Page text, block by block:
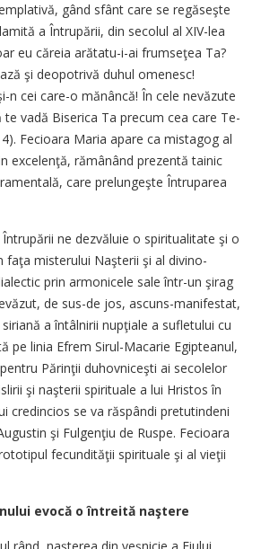
gând sfânt care se regăseşte
a Întrupării, din secolul al XIV-lea
eu căreia arătatu-i-ai frumseţea Ta?
şi deopotrivă duhul omenesc!
n cei care-o mănâncă! În cele nevăzute
vadă Biserica Ta precum cea care Te-
Fecioara Maria apare ca mistagog al
excelenţă, rămânând prezentă tainic
care prelungeşte Întruparea
ne dezvăluie o spiritualitate şi o
faţa misterului Naşterii şi al divino-
prin armonicele sale într-un şirag
de sus-de jos, ascuns-manifestat,
a întâlnirii nupţiale a sufletului cu
pe linia Efrem Sirul-Macarie Egipteanul,
Părinţii duhovniceşti ai secolelor
şi naşterii spirituale a lui Hristos în
credincios se va răspândi pretutindeni
şi Fulgenţiu de Ruspe. Fecioara
fecundităţii spirituale şi al vieţii
evocă o întreită naştere